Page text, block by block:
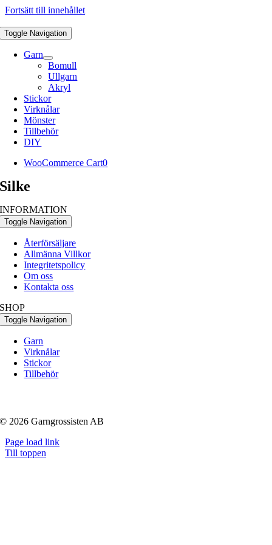
Fortsätt till innehållet
Toggle Navigation
Garn
Bomull
Ullgarn
Akryl
Stickor
Virknålar
Mönster
Tillbehör
DIY
WooCommerce Cart0
Silke
INFORMATION
Toggle Navigation
Återförsäljare
Allmänna Villkor
Integritetspolicy
Om oss
Kontakta oss
SHOP
Toggle Navigation
Garn
Virknålar
Stickor
Tillbehör
© 2026 Garngrossisten AB
Page load link
Till toppen